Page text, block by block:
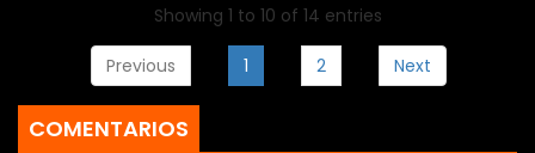
Showing 1 to 10 of 14 entries
Previous 1 2 Next
COMENTARIOS